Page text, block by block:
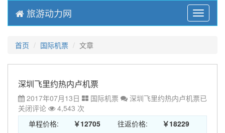
Menu
旅游动力网
首页 国际机票 文章
深圳飞里约热内卢机票
2017年07月13日 国际机票 深圳飞里约热内卢机票已
关闭评论
4,543 次
单程价格:
￥12705 往返价格:
￥18229